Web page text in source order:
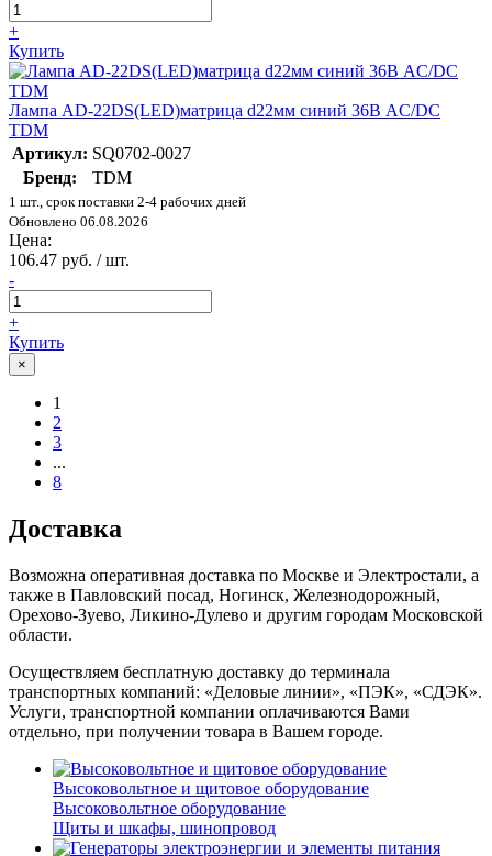
+
Купить
Лампа AD-22DS(LED)матрица d22мм синий 36В AC/DC
TDM
Артикул: SQ0702-0027
Бренд:
TDM
1 шт., срок поставки 2-4 рабочих дней
Обновлено 06.08.2026
Цена:
106.47 руб. / шт.
-
+
Купить
×
1
2
3
...
8
Доставка
Возможна оперативная доставка по Москве и Электростали, а
также в Павловский посад, Ногинск, Железнодорожный,
Орехово-Зуево, Ликино-Дулево и другим городам Московской
области.
Осуществляем бесплатную доставку до терминала
транспортных компаний: «Деловые линии», «ПЭК», «СДЭК».
Услуги, транспортной компании оплачиваются Вами
отдельно, при получении товара в Вашем городе.
Высоковольтное и щитовое оборудование
Высоковольтное оборудование
Щиты и шкафы, шинопровод